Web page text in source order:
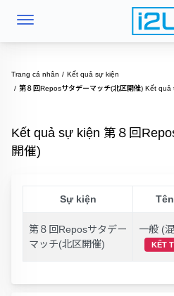
Trang cá nhân
Kết quả sự kiện
第８回Reposサタデーマッチ(北区開催) Kết quả
Kết quả sự kiện 第８回
開催)
Sự kiện
第８回Reposサタデー
マッチ(北区開催)
一般 (
KẾT